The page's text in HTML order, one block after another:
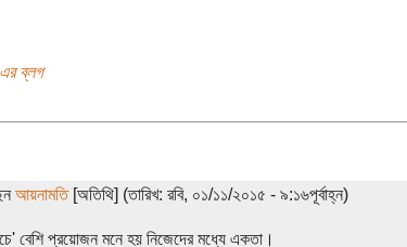
ব্লগ
আয়নামতি[অতিথি] (তারিখ: রবি, ০১/১১/২০১৫ - ৯:১৬পূর্বাহ্ন)
বেশি প্রয়োজন মনে হয় নিজেদের মধ্যে একতা।